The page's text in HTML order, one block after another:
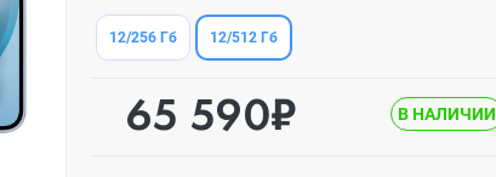
12/256 Гб 12/512 Гб
65 590₽ В НАЛИЧИИ